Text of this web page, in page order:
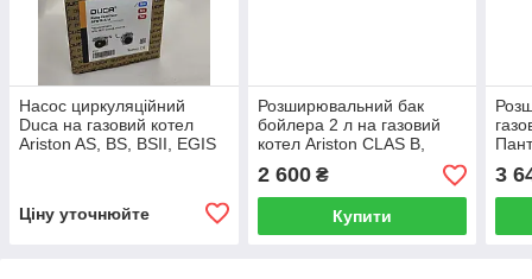
Насос циркуляційний
Duca на газовий котел
Ariston AS, BS, BSII, EGIS
Ціну уточнюйте
Розширювальний бак
бойлера 2 л на газовий
котел Ariston CLAS B,
GENIA MAXI/B60
61306776
2 600₴
Купити
3